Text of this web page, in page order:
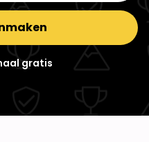
gratis